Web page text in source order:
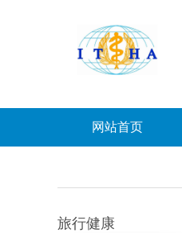
网站首页
旅行健康